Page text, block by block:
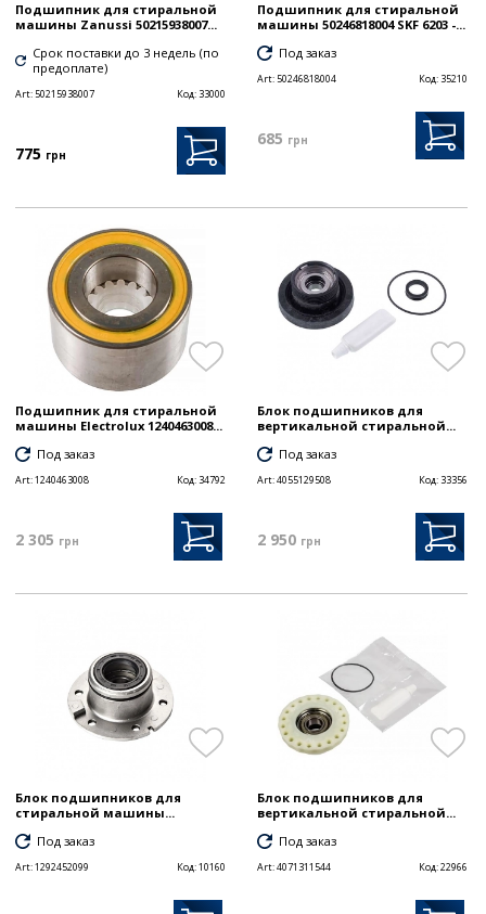
Подшипник для стиральной
машины Zanussi 50215938007...
Срок поставки до 3 недель (по
предоплате)
Art:50215938007 Код: 33000
775 грн
Подшипник для стиральной
машины 50246818004 SKF 6203 -...
Под заказ
Art:50246818004 Код: 35210
685 грн
Подшипник для стиральной
машины Electrolux 1240463008...
Под заказ
Art:1240463008 Код: 34792
2 305 грн
Блок подшипников для
вертикальной стиральной...
Под заказ
Art:4055129508 Код: 33356
2 950 грн
Блок подшипников для
стиральной машины...
Под заказ
Art:1292452099 Код:10160
Блок подшипников для
вертикальной стиральной...
Под заказ
Art:4071311544 Код:22966